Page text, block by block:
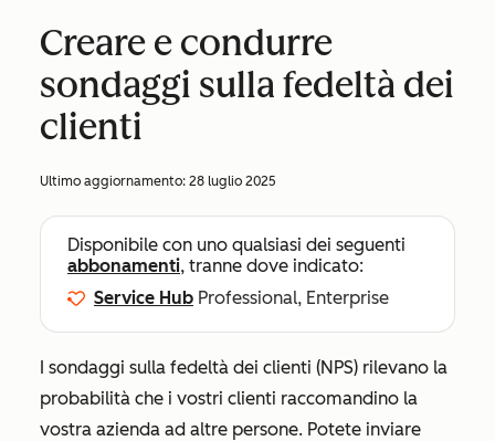
Creare e condurre
sondaggi sulla fedeltà dei
clienti
Ultimo aggiornamento: 28 luglio 2025
Disponibile con uno qualsiasi dei seguenti
abbonamenti, tranne dove indicato:
Service Hub Professional, Enterprise
I sondaggi sulla fedeltà dei clienti (NPS) rilevano la
probabilità che i vostri clienti raccomandino la
vostra azienda ad altre persone. Potete inviare